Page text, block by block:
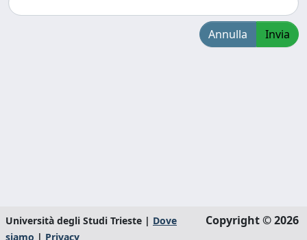
Annulla Invia
Università degli Studi Trieste | Dove
siamo | Privacy
Copyright © 2026